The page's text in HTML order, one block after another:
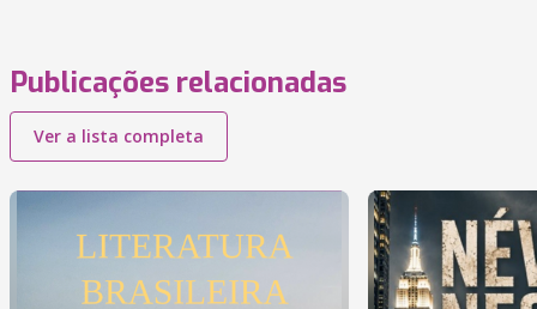
Publicações relacionadas
Ver a lista completa